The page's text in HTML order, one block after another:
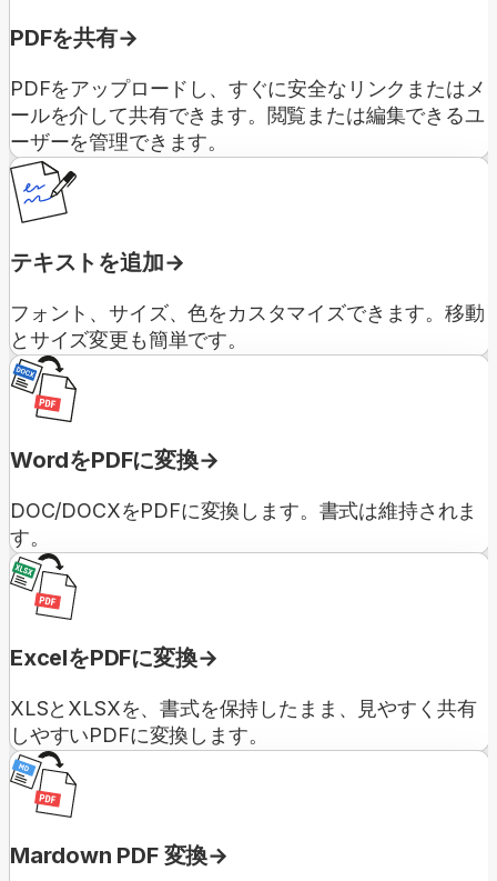
PDFを共有
PDFをアップロードし、すぐに安全なリンクまたはメ
ールを介して共有できます。閲覧または編集できるユ
ーザーを管理できます。
テキストを追加
フォント、サイズ、色をカスタマイズできます。移動
とサイズ変更も簡単です。
WordをPDFに変換
DOC/DOCXをPDFに変換します。書式は維持されま
す。
ExcelをPDFに変換
XLSとXLSXを、書式を保持したまま、見やすく共有
しやすいPDFに変換します。
Mardown PDF 変換